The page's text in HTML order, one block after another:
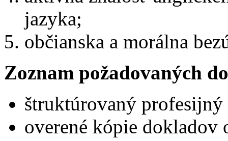
jazyka;
občianska a morálna
Zoznam požadovaných
štruktúrovaný
overené kópie dokladov